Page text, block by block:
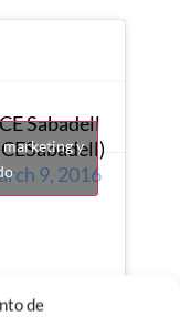
de
Sabadell
9, 2016
marketing y